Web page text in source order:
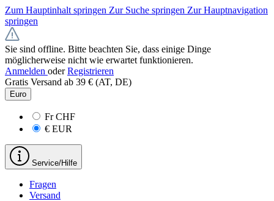
Zum Hauptinhalt springen Zur Suche springen Zur Hauptnavigation
springen
Sie sind offline. Bitte beachten Sie, dass einige Dinge
möglicherweise nicht wie erwartet funktionieren.
Anmelden oder Registrieren
Gratis Versand ab 39 € (AT, DE)
Euro
FrCHF
€ EUR
Service/Hilfe
Fragen
Versand